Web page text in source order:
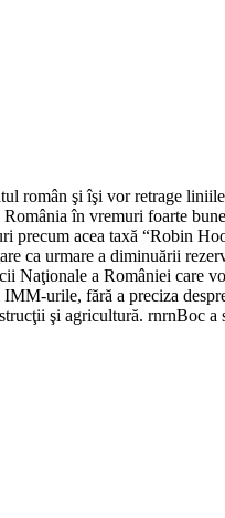
român şi îşi vor retrage
în vremuri foarte
precum acea taxă “Robin
ca urmare a diminuării
Naţionale a României care
urile, fără a preciza
şi agricultură. rnrnBoc a